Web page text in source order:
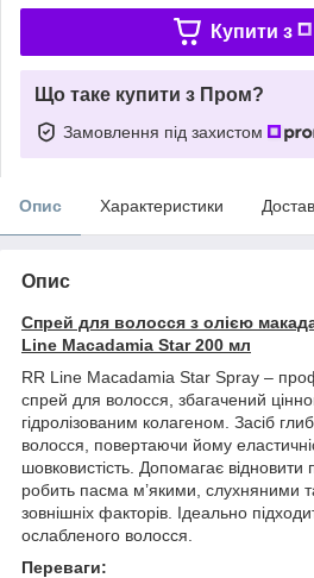
Купити з
Що таке купити з Пром?
Замовлення під захистом
Опис Характеристики
Опис
Спрей для волосся з олією
Line Macadamia Star 200 мл
RR Line Macadamia Star Spray –
спрей для волосся, збагачений
гідролізованим колагеном. Засіб
волосся, повертаючи йому
шовковистість. Допомагає відновити
робить пасма м’якими, слухняними
зовнішніх факторів. Ідеально
ослабленого волосся.
Переваги: